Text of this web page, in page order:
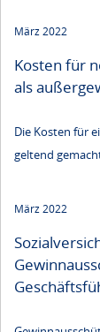
März 2022
Kosten für
als
Die Kosten für
geltend
März 2022